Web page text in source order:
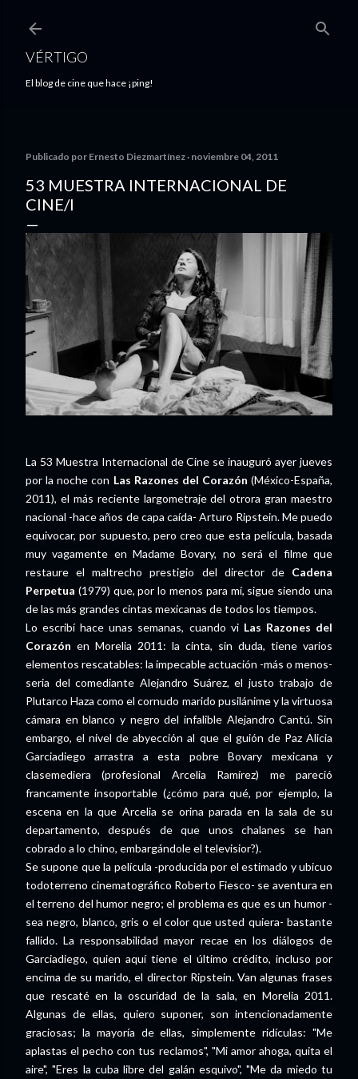
VÉRTIGO
El blog de cine que hace ¡ping!
Publicado por Ernesto Diezmartínez noviembre 04, 2011
53 MUESTRA INTERNACIONAL DE
CINE/I
La 53 Muestra Internacional de Cine se inauguró ayer jueves
por la noche con Las Razones del Corazón (México-España,
2011), el más reciente largometraje del otrora gran maestro
nacional -hace años de capa caída- Arturo Ripstein. Me puedo
equivocar, por supuesto, pero creo que esta película, basada
muy vagamente en Madame Bovary, no será el filme que
restaure el maltrecho prestigio del director de Cadena
Perpetua (1979) que, por lo menos para mí, sigue siendo una
de las más grandes cintas mexicanas de todos los tiempos.
Lo escribí hace unas semanas, cuando vi Las Razones del
Corazón en Morelia 2011: la cinta, sin duda, tiene varios
elementos rescatables: la impecable actuación -más o menos-
seria del comediante Alejandro Suárez, el justo trabajo de
Plutarco Haza como el cornudo marido pusilánime y la virtuosa
cámara en blanco y negro del infalible Alejandro Cantú. Sin
embargo, el nivel de abyección al que el guión de Paz Alicia
Garciadiego arrastra a esta pobre Bovary mexicana y
clasemediera (profesional Arcelia Ramírez) me pareció
francamente insoportable (¿cómo para qué, por ejemplo, la
escena en la que Arcelia se orina parada en la sala de su
departamento, después de que unos chalanes se han
cobrado a lo chino, embargándole el televisior?).
Se supone que la película -producida por el estimado y ubicuo
todoterreno cinematográfico Roberto Fiesco- se aventura en
el terreno del humor negro; el problema es que es un humor -
sea negro, blanco, gris o el color que usted quiera- bastante
fallido. La responsabilidad mayor recae en los diálogos de
Garciadiego, quien aquí tiene el último crédito, incluso por
encima de su marido, el director Ripstein. Van algunas frases
que rescaté en la oscuridad de la sala, en Morelia 2011.
Algunas de ellas, quiero suponer, son intencionadamente
graciosas; la mayoría de ellas, simplemente ridículas: "Me
aplastas el pecho con tus reclamos", "Mi amor ahoga, quita el
aire", "Eres la cuba libre del galán esquivo", "Me da miedo tu